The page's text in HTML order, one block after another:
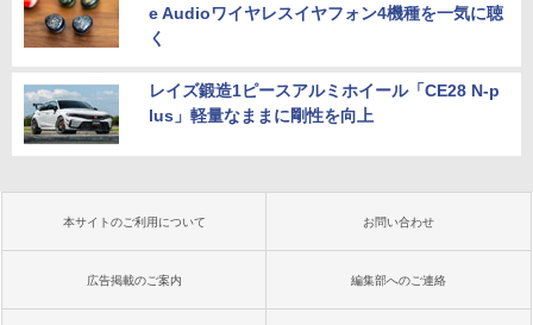
e Audioワイヤレスイヤフォン4機種を一気に聴
く
レイズ鍛造1ピースアルミホイール「CE28 N-p
lus」軽量なままに剛性を向上
本サイトのご利用について お問い合わせ
広告掲載のご案内 編集部へのご連絡